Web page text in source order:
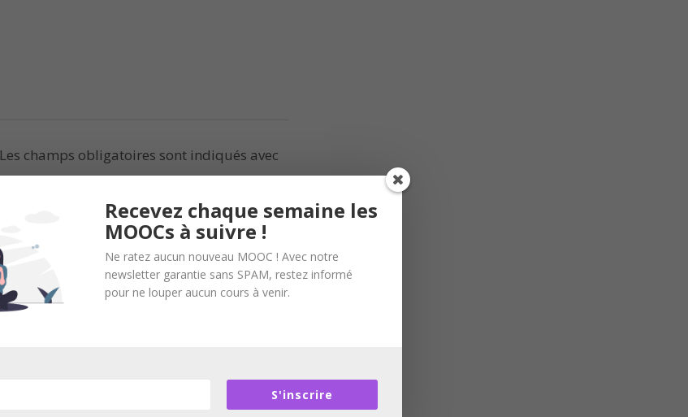
Les champs obligatoires sont indiqués avec
Recevez chaque semaine les
MOOCs à suivre !
Ne ratez aucun nouveau MOOC ! Avec notre
newsletter garantie sans SPAM, restez informé
pour ne louper aucun cours à venir.
S'inscrire